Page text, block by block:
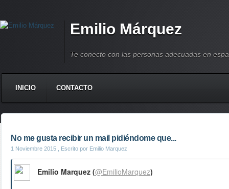
Emilio Márquez
Te conecto con las personas adecuadas en
INICIO CONTACTO
No me gusta recibir un mail pidiéndome que...
1 Noviembre 2015 , Escrito por Emilio Marquez
Emilio Marquez (@EmilioMarquez)